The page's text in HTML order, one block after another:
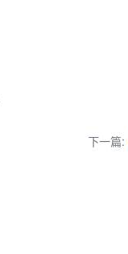
下一篇: